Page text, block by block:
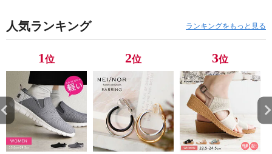
ネススリッパ ストレ
ブラック 黒 311 312
人気ランキング ランキングをもっと見る
1位 2位 3位